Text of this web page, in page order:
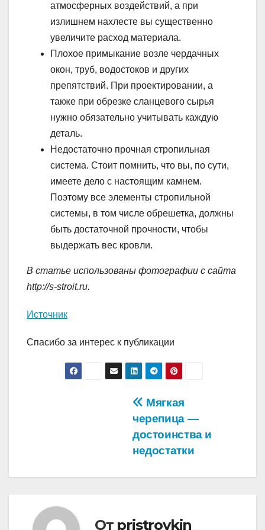
атмосферных воздействий, а при
излишнем нахлесте вы существенно
увеличите расход материала.
Плохое примыкание возле чердачных
окон, труб, водостоков и других
препятствий. При проектировании, а
также при обрезке сланцевого сырья
нужно обязательно учитывать каждую
деталь.
Недостаточно прочная стропильная
система. Стоит помнить, что вы, по сути,
имеете дело с настоящим камнем.
Поэтому все элементы стропильной
системы, в том числе обрешетка, должны
быть достаточной прочности, чтобы
выдержать вес кровли.
В статье использованы фотографии с сайта
http://s-stroit.ru.
Источник
Спасибо за интерес к публикации
Мягкая
черепица —
достоинства и
недостатки
От pristroykin_